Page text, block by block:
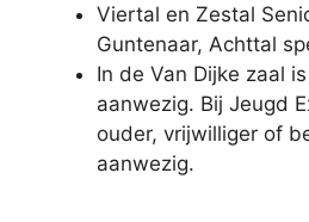
Viertal en Zestal
Guntenaar, Achttal
In de Van Dijke zaal
aanwezig. Bij Jeugd
ouder, vrijwilliger of
aanwezig.